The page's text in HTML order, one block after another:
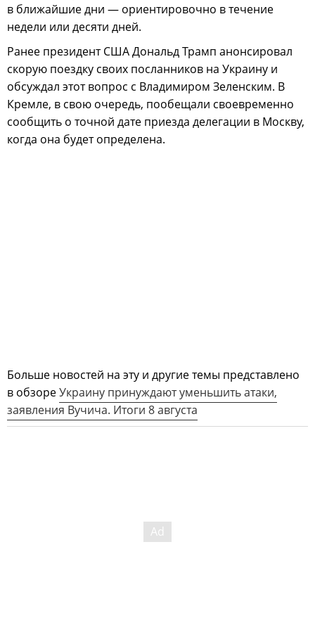
в ближайшие дни — ориентировочно в течение
недели или десяти дней.
Ранее президент США Дональд Трамп анонсировал
скорую поездку своих посланников на Украину и
обсуждал этот вопрос с Владимиром Зеленским. В
Кремле, в свою очередь, пообещали своевременно
сообщить о точной дате приезда делегации в Москву,
когда она будет определена.
Больше новостей на эту и другие темы представлено
в обзореУкраину принуждают уменьшить атаки,
заявления Вучича. Итоги 8 августа